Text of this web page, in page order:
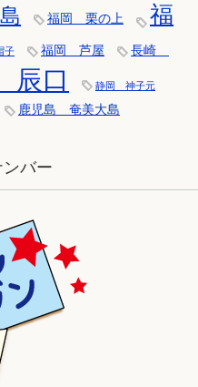
福岡 栗の上
福
子 福岡 芦屋 長崎
口 静岡 神子元
鹿児島 奄美大島
バー